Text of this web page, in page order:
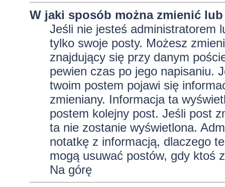
W jaki sposób można zmienić
Jeśli nie jesteś administratorem
tylko swoje posty. Możesz
znajdujący się przy danym
pewien czas po jego napisaniu.
twoim postem pojawi się
zmieniany. Informacja ta
postem kolejny post. Jeśli post
ta nie zostanie wyświetlona.
notatkę z informacją, dlaczego
mogą usuwać postów, gdy ktoś
Na górę